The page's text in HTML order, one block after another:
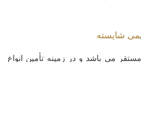
شایسته
می باشد و در زمینه تأمین انواع